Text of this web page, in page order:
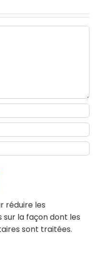
réduire les
sur la façon dont les
sont traitées.